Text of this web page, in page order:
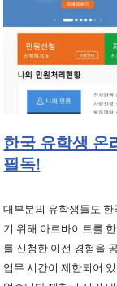
한국 유학생 온
필독!
대부분의 유학생들도
기 위해 아르바이트를
를 신청한 이전 경험을
업무 시간이 제한되어